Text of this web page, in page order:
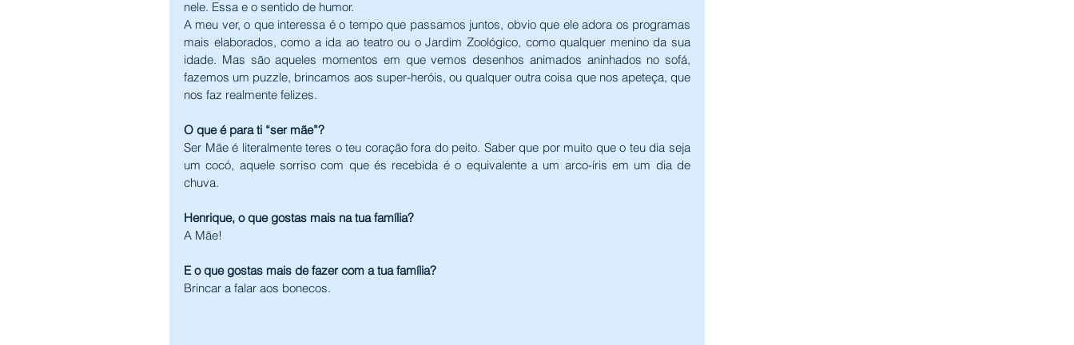
nele. Essa e o sentido de humor.
A meu ver, o que interessa é o tempo que passamos juntos, obvio que ele adora os programas
mais elaborados, como a ida ao teatro ou o Jardim Zoológico, como qualquer menino da sua
idade. Mas são aqueles momentos em que vemos desenhos animados aninhados no sofá,
fazemos um puzzle, brincamos aos super-heróis, ou qualquer outra coisa que nos apeteça, que
nos faz realmente felizes.
O que é para ti “ser mãe”?
Ser Mãe é literalmente teres o teu coração fora do peito. Saber que por muito que o teu dia seja
um cocó, aquele sorriso com que és recebida é o equivalente a um arco-íris em um dia de
chuva.
Henrique, o que gostas mais na tua família?
A Mãe!
E o que gostas mais de fazer com a tua família?
Brincar a falar aos bonecos.